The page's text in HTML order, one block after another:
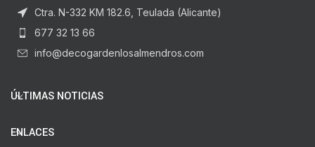
Ctra. N-332 KM 182.6, Teulada (Alicante)
677 32 13 66
info@decogardenlosalmendros.com
ÚLTIMAS NOTICIAS
ENLACES